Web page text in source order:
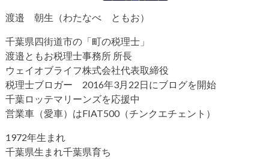
渡邉 朝生（わたなべ ともお）
千葉県四街道市の「町の税理士」
渡邉ともお税理士事務所 所長
ウェイオブライフ株式会社代表取締役
税理士ブロガー 2016年3月22日にブログを開始
千葉ロッテマリーンズを応援中
営業車（愛車）はFIAT500（チンクエチェント）
1972年生まれ
千葉県生まれ千葉県育ち